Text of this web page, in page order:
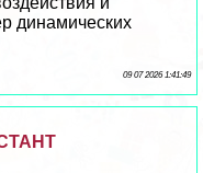
динамических
09 07 2026 1:41:49